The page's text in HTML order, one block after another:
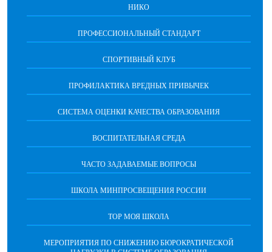
НИКО
ПРОФЕССИОНАЛЬНЫЙ СТАНДАРТ
СПОРТИВНЫЙ КЛУБ
ПРОФИЛАКТИКА ВРЕДНЫХ ПРИВЫЧЕК
CИСТЕМА ОЦЕНКИ КАЧЕСТВА ОБРАЗОВАНИЯ
ВОСПИТАТЕЛЬНАЯ СРЕДА
ЧАСТО ЗАДАВАЕМЫЕ ВОПРОСЫ
ШКОЛА МИНПРОСВЕЩЕНИЯ РОССИИ
ТОР МОЯ ШКОЛА
МЕРОПРИЯТИЯ ПО СНИЖЕНИЮ БЮРОКРАТИЧЕСКОЙ